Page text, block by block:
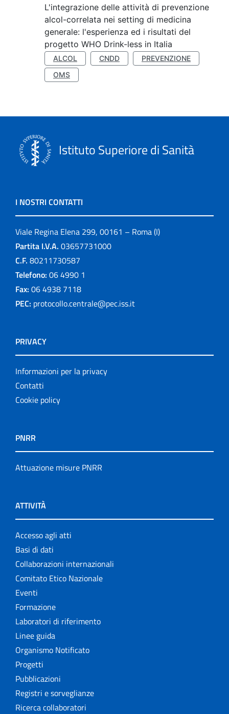
L'integrazione delle attività di prevenzione
alcol-correlata nei setting di medicina
generale: l'esperienza ed i risultati del
progetto WHO Drink-less in Italia
ALCOL CNDD
PREVENZIONE
OMS
Istituto Superiore di Sanità
I NOSTRI CONTATTI
Viale Regina Elena 299, 00161 – Roma (I)
Partita I.V.A. 03657731000
C.F. 80211730587
Telefono: 06 4990 1
Fax: 06 4938 7118
PEC: protocollo.centrale@pec.iss.it
PRIVACY
Informazioni per la privacy
Contatti
Cookie policy
PNRR
Attuazione misure PNRR
ATTIVITÀ
Accesso agli atti
Basi di dati
Collaborazioni internazionali
Comitato Etico Nazionale
Eventi
Formazione
Laboratori di riferimento
Linee guida
Organismo Notificato
Progetti
Pubblicazioni
Registri e sorveglianze
Ricerca collaboratori